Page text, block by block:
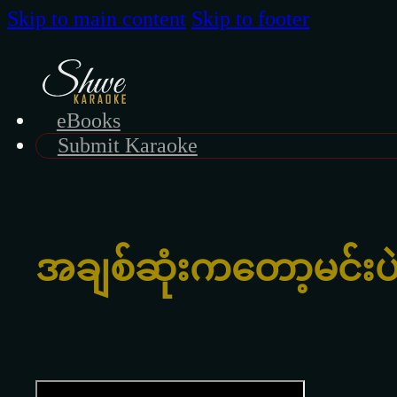
Skip to main content Skip to footer
eBooks
Submit Karaoke
အချစ်ဆုံးကတော့မင်း